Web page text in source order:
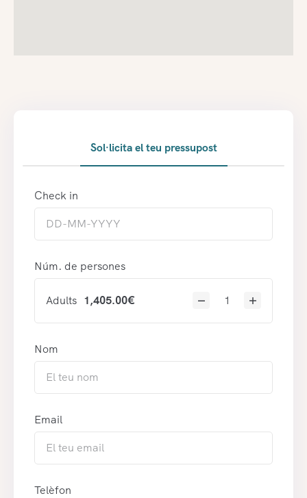
Sol·licita el teu pressupost
Check in
Núm. de persones
Adults 1,405.00€
Nom
Email
Telèfon